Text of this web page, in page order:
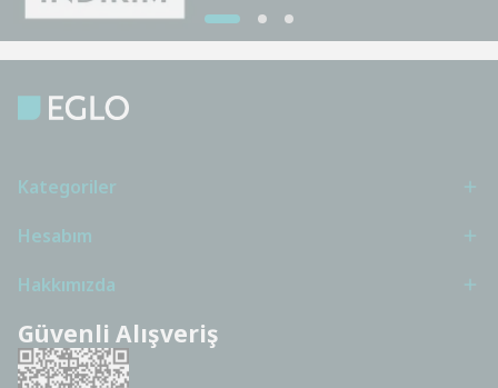
Kategoriler
Hesabım
Hakkımızda
Güvenli Alışveriş